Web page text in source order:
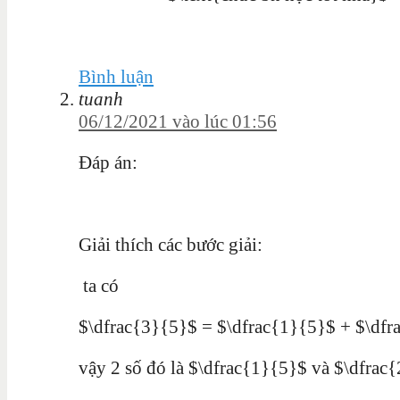
Bình luận
tuanh
06/12/2021 vào lúc 01:56
Đáp án:
Giải thích các bước giải:
ta có
$\dfrac{3}{5}$ = $\dfrac{1}{5}$ +
vậy 2 số đó là $\dfrac{1}{5}$ và